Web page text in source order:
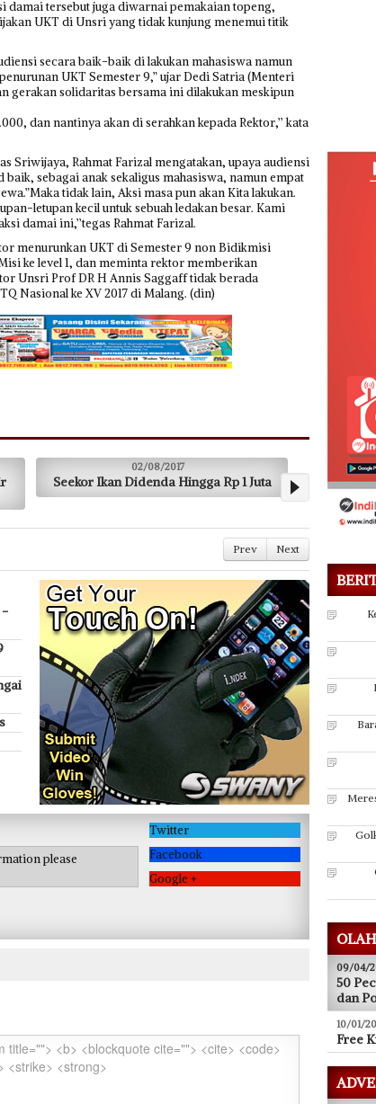
damai tersebut juga diwarnai pemakaian topeng,
UKT di Unsri yang tidak kunjung menemui titik
secara baik-baik di lakukan mahasiswa namun
UKT Semester 9,” ujar Dedi Satria (Menteri
gerakan solidaritas bersama ini dilakukan meskipun
dan nantinya akan di serahkan kepada Rektor,’’ kata
Sriwijaya, Rahmat Farizal mengatakan, upaya audiensi
sebagai anak sekaligus mahasiswa, namun empat
tidak lain, Aksi masa pun akan Kita lakukan.
letupan kecil untuk sebuah ledakan besar. Kami
damai ini,’’tegas Rahmat Farizal.
menurunkan UKT di Semester 9 non Bidikmisi
ke level 1, dan meminta rektor memberikan
Unsri Prof DR H Annis Saggaff tidak berada
Nasional ke XV 2017 di Malang. (din)
02/08/2017
Gerbong Pejabat Struktural ‘Dirombak’
Prev Next
please
Twitter
Facebook
Google +
09/04/
50
dan
10/01/
Free